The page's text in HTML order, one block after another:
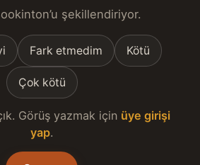
şekillendiriyor.
Fark etmedim Kötü
Çok kötü
Görüş yazmak için üye girişi
yap.